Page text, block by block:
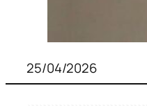
25/04/2026